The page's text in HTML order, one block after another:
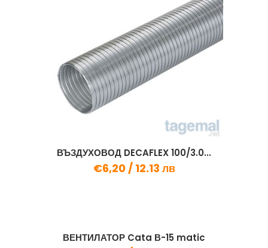
ВЪЗДУХОВОД DECAFLEX 100/3.0...
€6,20 / 12.13 лв
ВЕНТИЛАТОР Cata В-15 matic